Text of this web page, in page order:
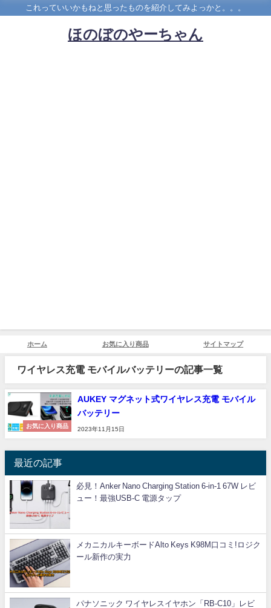
これっていいかもねと思ったものを紹介してみよっかと。。。
ほのぼのやーちゃん
ホーム お気に入り商品 サイトマップ
ワイヤレス充電 モバイルバッテリーの記事一覧
お気に入り商品
AUKEY マグネット式ワイヤレス充電 モバイル
バッテリー
2023年11月15日
最近の記事
必見！Anker Nano Charging Station 6-in-1 67W レビ
ュー！最強USB-C 電源タップ
メカニカルキーボードAlto Keys K98M口コミ!ロジク
ール新作の実力
パナソニック ワイヤレスイヤホン「RB-C10」レビ